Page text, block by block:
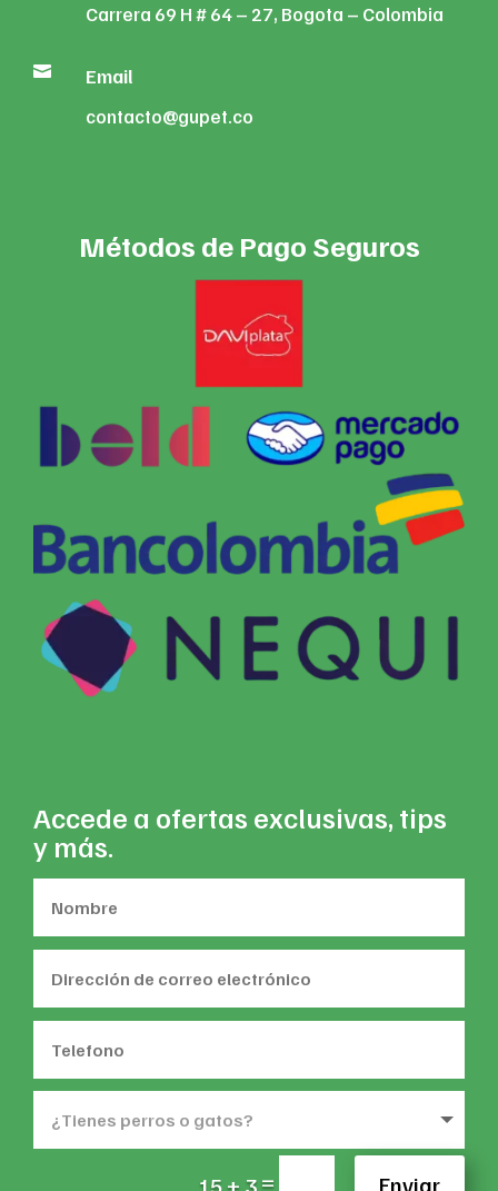
Carrera 69 H # 64 – 27, Bogota – Colombia
 Email
contacto@gupet.co
Métodos de Pago Seguros
Accede a ofertas exclusivas, tips
y más.
= Enviar